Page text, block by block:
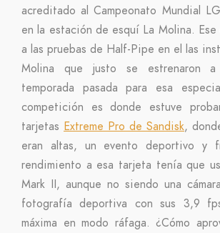
acreditado al Campeonato Mundial
en la estación de esquí La Molina.
a las pruebas de Half-Pipe en el las
Molina que justo se estrenaron
temporada pasada para esa
competición es donde estuve
tarjetas Extreme Pro de Sandisk,
eran altas, un evento deportivo y
rendimiento a esa tarjeta tenía que
Mark II, aunque no siendo una
fotografía deportiva con sus 3,9
máxima en modo ráfaga. ¿Cómo